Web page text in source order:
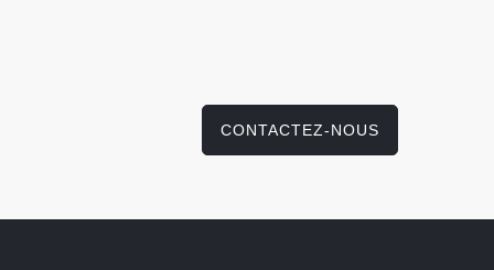
CONTACTEZ-NOUS